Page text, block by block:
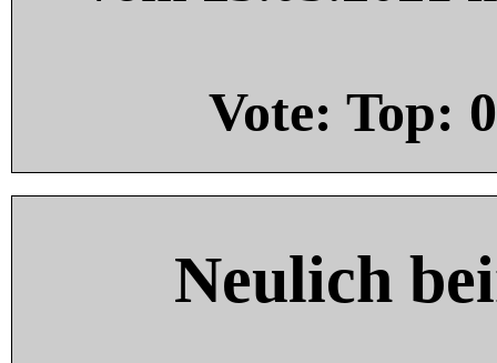
Vote: Top: 0
Neulich